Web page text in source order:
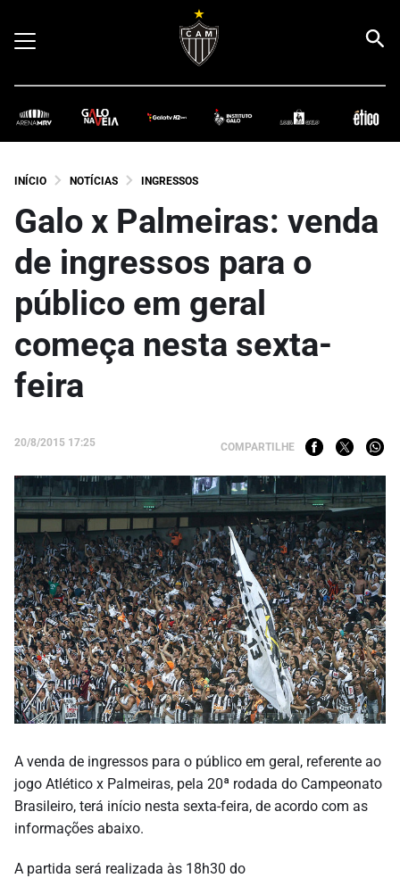
INÍCIO NOTÍCIAS INGRESSOS
Galo x Palmeiras: venda
de ingressos para o
público em geral
começa nesta sexta-
feira
20/8/2015 17:25 COMPARTILHE
A venda de ingressos para o público em geral, referente ao
jogo Atlético x Palmeiras, pela 20ª rodada do Campeonato
Brasileiro, terá início nesta sexta-feira, de acordo com as
informações abaixo.
A partida será realizada às 18h30 do